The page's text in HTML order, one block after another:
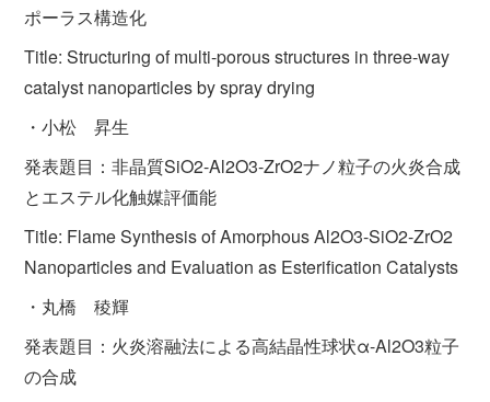
ポーラス構造化
Title: Structuring of multi-porous structures in three-way
catalyst nanoparticles by spray drying
・小松 昇生
発表題目：非晶質SiO2-Al2O3-ZrO2ナノ粒子の火炎合成
とエステル化触媒評価能
Title: Flame Synthesis of Amorphous Al2O3-SiO2-ZrO2
Nanoparticles and Evaluation as Esterification Catalysts
・丸橋 稜輝
発表題目：火炎溶融法による高結晶性球状α-Al2O3粒子
の合成